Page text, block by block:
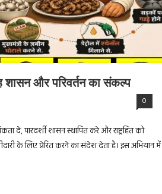
शासन और परिवर्तन का संकल्प
0
दे, पारदर्शी शासन स्थापित करे और राष्ट्रहित को
के लिए प्रेरित करने का संदेश देता है। इस अभियान में